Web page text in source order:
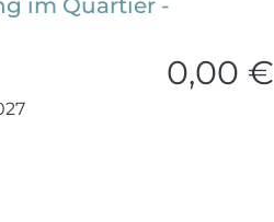
im Quartier -
0,00 €